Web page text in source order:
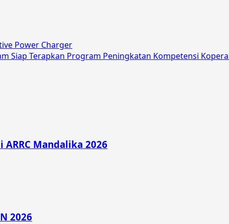
Power Charger
Siap Terapkan Program Peningkatan Kompetensi
Mandalika 2026
2026